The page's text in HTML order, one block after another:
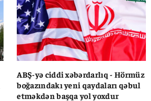
ABŞ-yə ciddi xəbərdarlıq - Hörmüz
boğazındakı yeni qaydaları qəbul
etməkdən başqa yol yoxdur